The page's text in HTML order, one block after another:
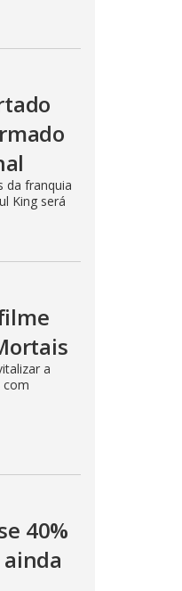
da franquia
King será
a
com
40%